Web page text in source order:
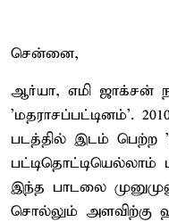
சென்னை,
ஆர்யா, எமி ஜாக்சன்
'மதராசப்பட்டினம்'.
படத்தில் இடம் பெற்ற
பட்டிதொட்டியெல்லாம்
இந்த பாடலை
சொல்லும் அளவிற்கு